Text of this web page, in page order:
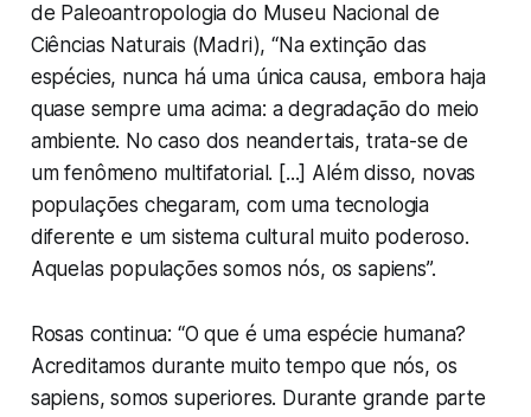
de Paleoantropologia do Museu Nacional de
Ciências Naturais (Madri), “Na extinção das
espécies, nunca há uma única causa, embora haja
quase sempre uma acima: a degradação do meio
ambiente. No caso dos neandertais, trata-se de
um fenômeno multifatorial. [...] Além disso, novas
populações chegaram, com uma tecnologia
diferente e um sistema cultural muito poderoso.
Aquelas populações somos nós, ossapiens”.
Rosas continua: “O que é uma espécie humana?
Acreditamos durante muito tempo que nós, os
sapiens, somos superiores. Durante grande parte